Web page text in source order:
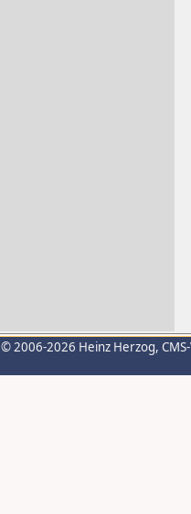
© 2006-2026 Heinz Herzog,